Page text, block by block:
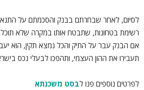
לסיום, לאחר שבחרתם בבנק והסכמתם על
רשימת בטחונות, שתבטח אותו במקרה שלא
אם הבנק עבר על התיק והכל נמצא תקין, הוא
תעבירו את ההון העצמי, ותהפכו לבעלי נכס
לפרטים נוספים פנו לבסט משכנתא